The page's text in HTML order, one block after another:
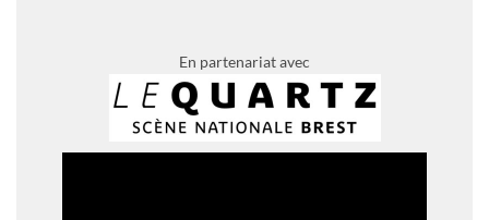
En partenariat avec